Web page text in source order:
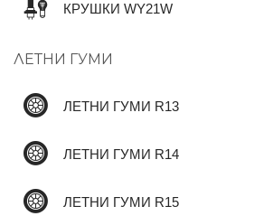
КРУШКИ WY21W
ЛЕТНИ ГУМИ
ЛЕТНИ ГУМИ R13
ЛЕТНИ ГУМИ R14
ЛЕТНИ ГУМИ R15